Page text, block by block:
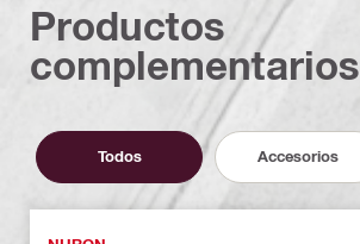
Productos
complementarios
Todos Accesorios